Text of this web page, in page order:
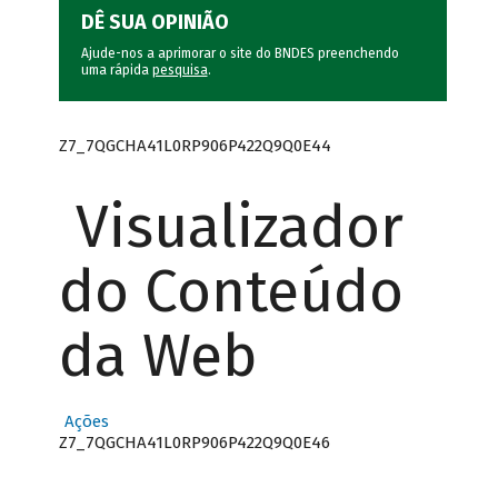
DÊ SUA OPINIÃO
Ajude-nos a aprimorar o site do BNDES preenchendo
uma rápida pesquisa.
Z7_7QGCHA41L0RP906P422Q9Q0E44
Visualizador
do Conteúdo
da Web
Ações
Z7_7QGCHA41L0RP906P422Q9Q0E46